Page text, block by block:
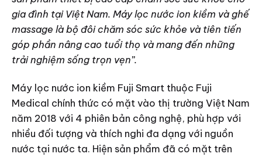
gia đình tại Việt Nam. Máy lọc nước ion kiềm và ghế
massage là bộ đôi chăm sóc sức khỏe và tiên tiến
góp phần nâng cao tuổi thọ và mang đến những
trải nghiệm sống trọn vẹn”.
Máy lọc nước ion kiềm Fuji Smart thuộc Fuji
Medical chính thức có mặt vào thị trường Việt Nam
năm 2018 với 4 phiên bản công nghệ, phù hợp với
nhiều đối tượng và thích nghi đa dạng với nguồn
nước tại nước ta. Hiện sản phẩm đã có mặt trên